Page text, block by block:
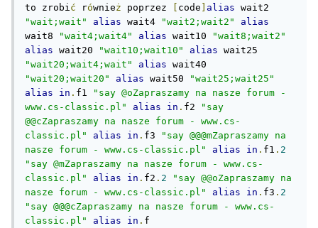
to zrobić również poprzez code alias
"wait;wait"
alias wait4 "wait2;wait2"
alias
wait8
"wait4;wait4" alias wait10
"wait8;wait2"
alias wait20 "wait10;wait10" alias
"wait20;wait4;wait"
alias
"wait20;wait20"
alias wait50
"wait25;wait25"
alias
in . f1
"say @oZapraszamy na nasze forum -
www.cs-classic.pl"
alias in . f2
"say
@@cZapraszamy na nasze forum - www.cs-
classic.pl"
alias in . f3
"say @@@mZapraszamy na
nasze forum - www.cs-classic.pl"
alias in . f1 . 2
"say @mZapraszamy na nasze forum - www.cs-
classic.pl"
alias in . f2 . 2
"say @@oZapraszamy na
nasze forum - www.cs-classic.pl"
alias in . f3 . 2
"say @@@cZapraszamy na nasze forum - www.cs-
classic.pl"
alias in .